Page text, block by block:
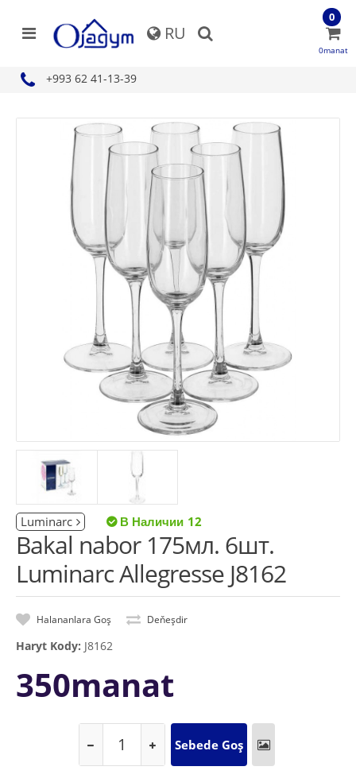
RU
+993 62 41-13-39
0
0manat
Luminarc 12
Bakal nabor 175мл. 6шт.
Luminarc Allegresse J8162
Halananlara Goş Deňeşdir
Haryt Kody: J8162
350manat